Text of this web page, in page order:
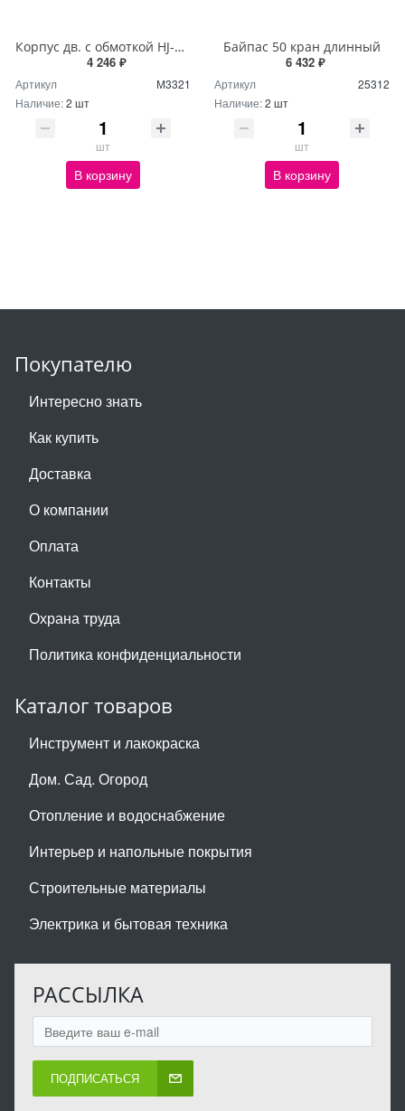
Корпус дв. с обмоткой HJ-750W RAL 5012
4 246 ₽
Артикул
М3321
Наличие:2 шт
шт
В корзину
Байпас 50 кран длинный
6 432 ₽
Артикул
25312
Наличие:2 шт
шт
В корзину
Покупателю
Интересно знать
Как купить
Доставка
О компании
Оплата
Контакты
Охрана труда
Политика конфиденциальности
Каталог товаров
Инструмент и лакокраска
Дом. Сад. Огород
Отопление и водоснабжение
Интерьер и напольные покрытия
Строительные материалы
Электрика и бытовая техника
РАССЫЛКА
ПОДПИСАТЬСЯ